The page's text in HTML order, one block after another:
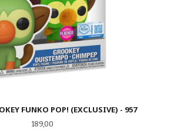
FUNKO POP! (EXCLUSIVE) - 957
Pris
189,00